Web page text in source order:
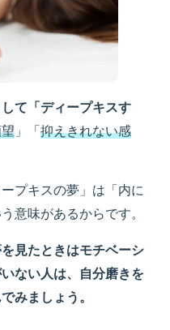
て「ディープキスす
」「抑えきれない感
プキスの夢」は「内に
意味があるからです。
見たときはモチベーシ
ない人は、自分磨きを
みましょう。